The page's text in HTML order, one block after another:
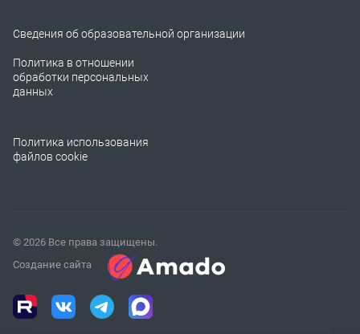
Сведения об образовательной организации
Политика в отношении
обработки персональных
данных
Политика использования
файлов cookie
© 2026 Все права защищены.
Создание сайта